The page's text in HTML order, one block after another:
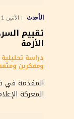
الأحدث الأثنين 11 شوال 1447هـ 30-3-2026م
تقييم
الأزمة
دراسة
ومفكرين
المقدمة في
المعركة